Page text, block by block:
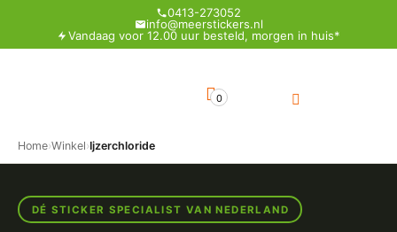
0413-273052
info@meerstickers.nl
Vandaag voor 12.00 uur besteld, morgen in huis*
0
Home›Winkel›Ijzerchloride
DÉ STICKER SPECIALIST VAN NEDERLAND